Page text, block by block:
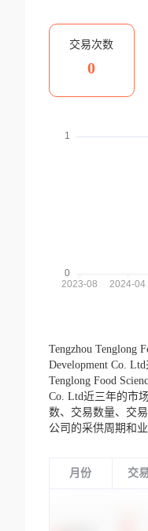
交易次数
0
Tengzhou Tenglong
Development Co.
Tenglong Food
Co. Ltd近三年的市
数、交易数量、交
公司的采供周期和业
月份 交